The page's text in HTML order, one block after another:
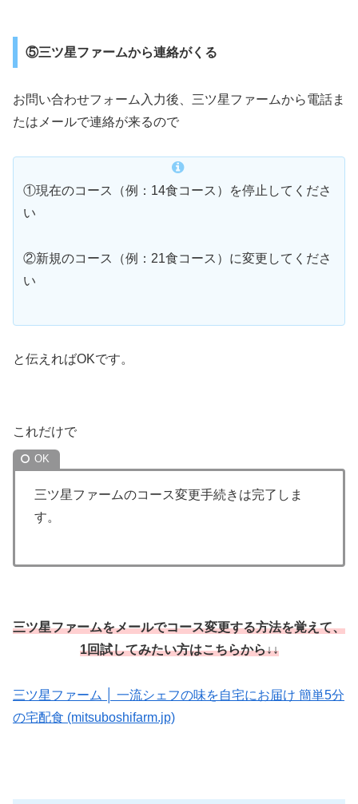
⑤三ツ星ファームから連絡がくる
お問い合わせフォーム入力後、三ツ星ファームから電話ま
たはメールで連絡が来るので
①現在のコース（例：14食コース）を停止してくださ
い
②新規のコース（例：21食コース）に変更してくださ
い
と伝えればOKです。
これだけで
三ツ星ファームのコース変更手続きは完了しま
す。
三ツ星ファームをメールでコース変更する方法を覚えて、
1回試してみたい方はこちらから↓↓
三ツ星ファーム │ 一流シェフの味を自宅にお届け 簡単5分
の宅配食 (mitsuboshifarm.jp)